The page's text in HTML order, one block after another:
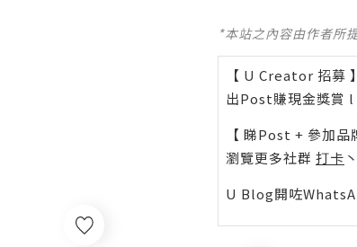
*本站之內容由作者所
【 U Creator 招募 】
出Post賺現金獎賞 l
【 睇Post + 參加品
瀏覽更多社群 打卡 丶
U Blog開咗